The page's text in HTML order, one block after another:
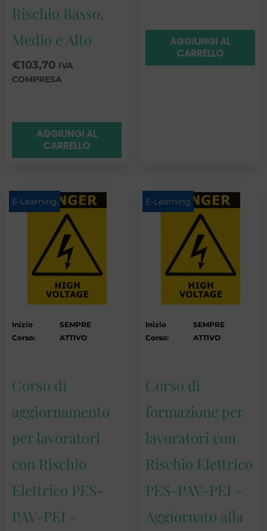
Rischio Basso,
Medio e Alto
€103,70 IVA
COMPRESA
AGGIUNGI AL
CARRELLO
AGGIUNGI AL
CARRELLO
Inizio
Corso:
SEMPRE
ATTIVO
E-Learning
Corso di
aggiornamento
per lavoratori
con Rischio
Elettrico PES-
PAV-PEI –
Inizio
Corso:
SEMPRE
ATTIVO
E-Learning
Corso di
formazione per
lavoratori con
Rischio Elettrico
PES-PAV-PEI –
Aggiornato alla